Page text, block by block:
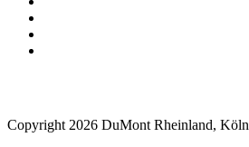
Copyright 2026 DuMont Rheinland, Köln